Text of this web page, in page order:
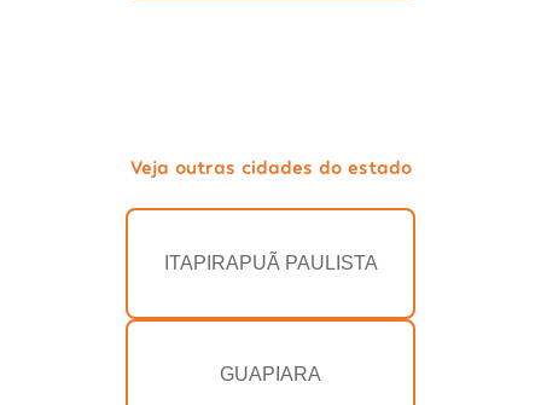
Veja outras cidades do estado
ITAPIRAPUÃ PAULISTA
GUAPIARA